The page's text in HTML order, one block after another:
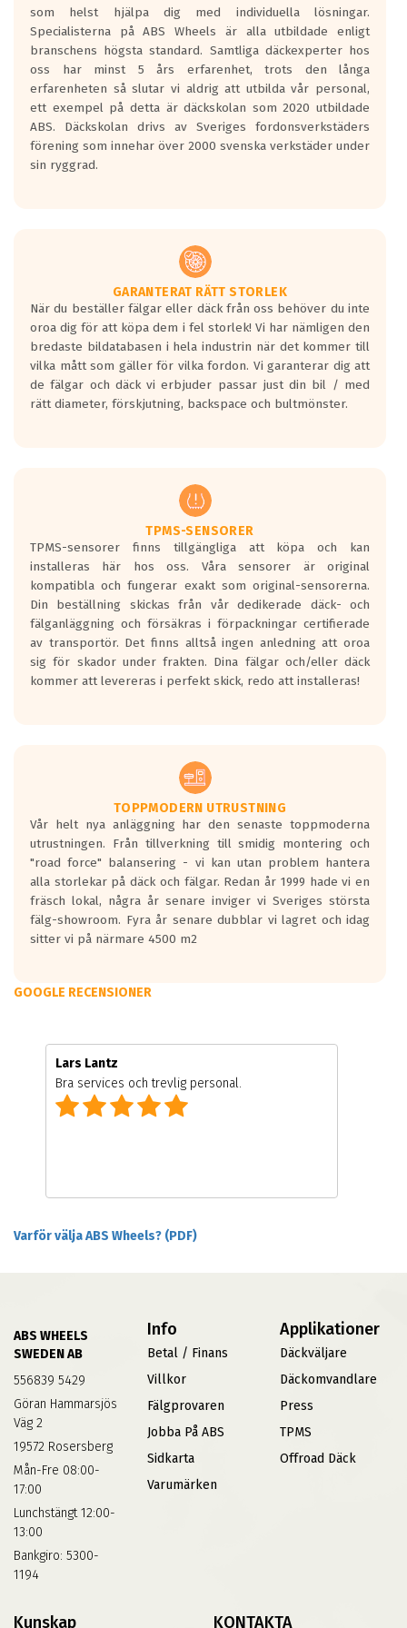
den kortaste bromssträckan och F är den
längsta.
Inga D eller G betyg delas ut för
personbilar och lätta lastbilar.
Betyget sätts efter ett test där däcken
skall bromsa in på en väg där det ligger
0.5-1.5 mm vatten.
I 80km/h kommer skillnaden på
Vid körning i över 50km/h brukar
rullmotståndets ljud överträffa
motorljudet.
På däckmärkningen kommer det finnas
en symbol av ett däck med vågar. Hög
bullernivå markeras med svarta vågor
medans de vita vågorna påvisar om det är
ett tyst däck.
regelverket som introduceras år 2016.
Ett däck med två svarta vågor är redan
godkända för år 2016 nya regelverk.
Ett däck med en svart våg kommer vara
minst tre decibel tystare än det
regelverk som börjar gälla 2016.
som helst hjälpa dig med individuella lösningar.
Specialisterna på ABS Wheels är alla utbildade enligt
branschens högsta standard. Samtliga däckexperter hos
oss har minst 5 års erfarenhet, trots den långa
erfarenheten så slutar vi aldrig att utbilda vår personal,
ett exempel på detta är däckskolan som 2020 utbildade
ABS. Däckskolan drivs av Sveriges fordonsverkstäders
förening som innehar över 2000 svenska verkstäder under
sin ryggrad.
GARANTERAT RÄTT STORLEK
När du beställer fälgar eller däck från oss behöver du inte
oroa dig för att köpa dem i fel storlek! Vi har nämligen den
bredaste bildatabasen i hela industrin när det kommer till
vilka mått som gäller för vilka fordon. Vi garanterar dig att
de fälgar och däck vi erbjuder passar just din bil / med
rätt diameter, förskjutning, backspace och bultmönster.
TPMS-SENSORER
TPMS-sensorer finns tillgängliga att köpa och kan
installeras här hos oss. Våra sensorer är original
kompatibla och fungerar exakt som original-sensorerna.
Din beställning skickas från vår dedikerade däck- och
fälganläggning och försäkras i förpackningar certifierade
av transportör. Det finns alltså ingen anledning att oroa
sig för skador under frakten. Dina fälgar och/eller däck
kommer att levereras i perfekt skick, redo att installeras!
TOPPMODERN UTRUSTNING
Vår helt nya anläggning har den senaste toppmoderna
utrustningen. Från tillverkning till smidig montering och
"road force" balansering - vi kan utan problem hantera
alla storlekar på däck och fälgar. Redan år 1999 hade vi en
fräsch lokal, några år senare inviger vi Sveriges största
fälg-showroom. Fyra år senare dubblar vi lagret och idag
sitter vi på närmare 4500 m2
GOOGLE RECENSIONER
Lars Lantz
Bra services och trevlig personal.
Varför välja ABS Wheels? (PDF)
ABS WHEELS
SWEDEN AB
556839 5429
Göran Hammarsjös
Väg 2
19572 Rosersberg
Mån-Fre 08:00-
17:00
Lunchstängt 12:00-
13:00
Bankgiro: 5300-
1194
Info
Betal / Finans
Villkor
Fälgprovaren
Jobba På ABS
Sidkarta
Varumärken
Applikationer
Däckväljare
Däckomvandlare
Press
TPMS
Offroad Däck
Kunskap KONTAKTA